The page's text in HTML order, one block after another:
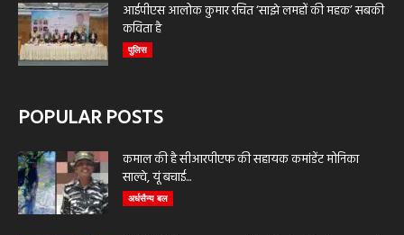
आईपीएस आलोक कुमार रचित ‘साझे लमहों की महक’ सबकी
कविता है
पुलिस
POPULAR POSTS
कमाल की है सीआरपीएफ की सहायक कमांडेंट मोनिका
साल्वे, यूं बचाई...
अर्धसैन्य बल